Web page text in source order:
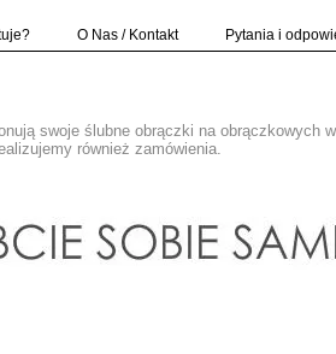
O Nas / Kontakt Pytania i
swoje ślubne obrączki na obrączkowych
również zamówienia.